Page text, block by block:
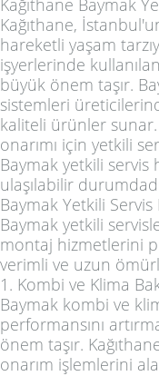
Kağıthane Baymak
Kağıthane,
hareketli yaşam
işyerlerinde
büyük önem taşır.
sistemleri
kaliteli ürünler
onarımı için yetkili
Baymak yetkili
ulaşılabilir
Baymak Yetkili
Baymak yetkili
montaj hizmetlerini
verimli ve uzun
1. Kombi ve Klima
Baymak kombi ve
performansını
önem taşır.
onarım işlemlerini